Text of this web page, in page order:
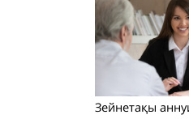
Зейнетақы